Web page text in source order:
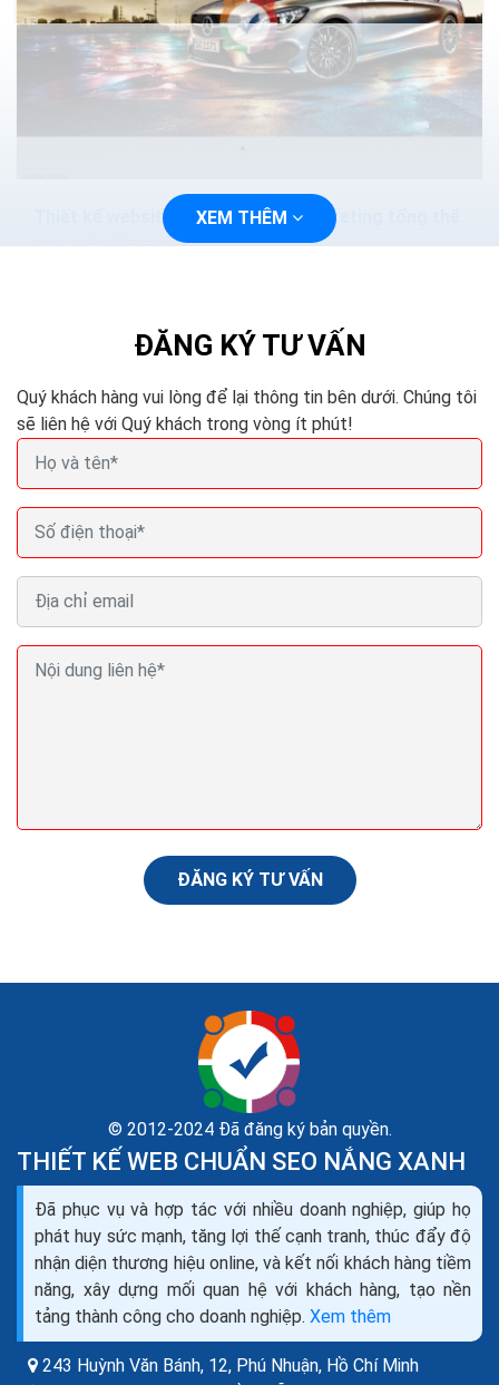
Thiết kế website bán hàng ô tô marketing tổng thể
seo website ra đơn
thông tin cho khách hàng. Khi khách hàng có nhu cầu
dùng luôn mong muốn sử dụng những sản phẩm chất
lượng tốt, có thương hiệu cho xe của...
Danh sách phần mềm quản lý trung tâm đào tạo
dạy thêm dậy nghề
XEM THÊM
ĐĂNG KÝ TƯ VẤN
Quý khách hàng vui lòng để lại thông tin bên dưới. Chúng tôi
sẽ liên hệ với Quý khách trong vòng ít phút!
ĐĂNG KÝ TƯ VẤN
© 2012-2024 Đã đăng ký bản quyền.
THIẾT KẾ WEB CHUẨN SEO NẮNG XANH
Đã phục vụ và hợp tác với nhiều doanh nghiệp, giúp họ
phát huy sức mạnh, tăng lợi thế cạnh tranh, thúc đẩy độ
nhận diện thương hiệu online, và kết nối khách hàng tiềm
năng, xây dựng mối quan hệ với khách hàng, tạo nền
tảng thành công cho doanh nghiệp. Xem thêm
243 Huỳnh Văn Bánh, 12, Phú Nhuận, Hồ Chí Minh